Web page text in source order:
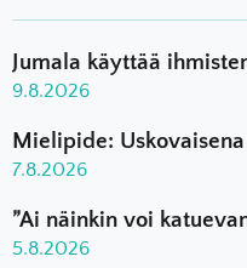
Jumala käyttää
9.8.2026
Mielipide: Uskovaisena
7.8.2026
”Ai näinkin voi
5.8.2026